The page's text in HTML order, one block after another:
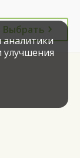
Выбрать
аналитики